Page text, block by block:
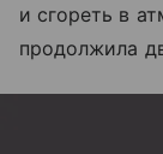
и сгореть в
продолжила